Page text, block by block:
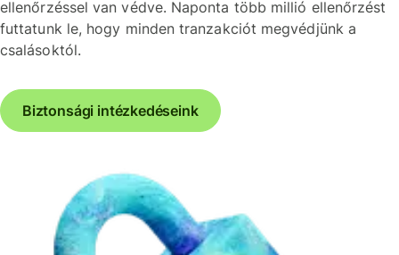
ellenőrzéssel van védve. Naponta több millió ellenőrzést
futtatunk le, hogy minden tranzakciót megvédjünk a
csalásoktól.
Biztonsági intézkedéseink